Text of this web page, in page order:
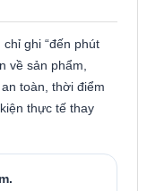
ghi “đến phút
về sản phẩm,
toàn, thời điểm
thực tế thay